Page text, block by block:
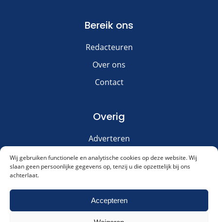
Wij gebruiken functionele en analytische cookies op deze website. Wij
slaan geen persoonlijke gegevens op, tenzij u die opzettelijk bij ons
achterlaat.
Accepteren
Bereik ons
Redacteuren
Over ons
Contact
Overig
Adverteren
Disclaimer
Privacy & Cookies
Meld je aan voor onze nieuwsbrief!